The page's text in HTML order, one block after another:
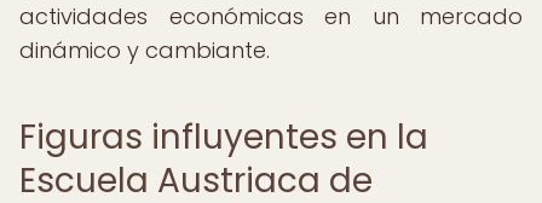
actividades económicas en un mercado
dinámico y cambiante.
Figuras influyentes en la
Escuela Austriaca de